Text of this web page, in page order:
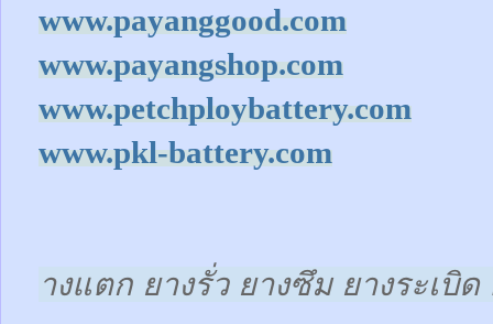
www.payanggood.com
www.payangshop.com
www.petchploybattery.com
www.pkl-battery.com
างแตก ยางรั่ว ยางซึม ยางระเบิด